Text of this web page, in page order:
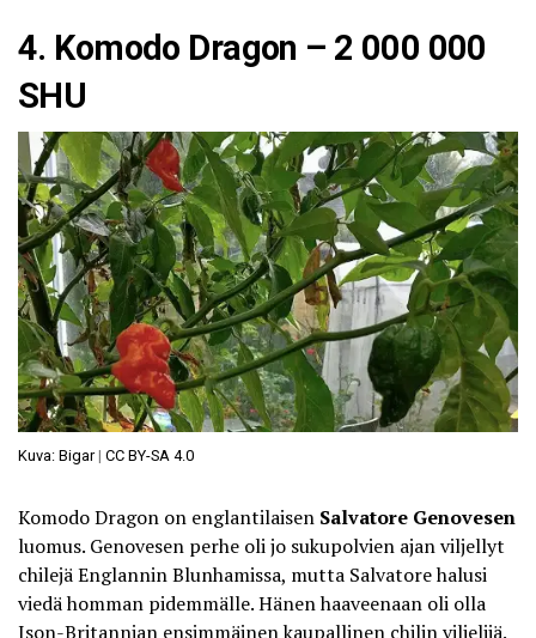
4. Komodo Dragon – 2 000 000
SHU
Kuva: Bigar| CC BY-SA 4.0
Komodo Dragon on englantilaisen Salvatore Genovesen
luomus. Genovesen perhe oli jo sukupolvien ajan viljellyt
chilejä Englannin Blunhamissa, mutta Salvatore halusi
viedä homman pidemmälle. Hänen haaveenaan oli olla
Ison-Britannian ensimmäinen kaupallinen chilin viljelijä.